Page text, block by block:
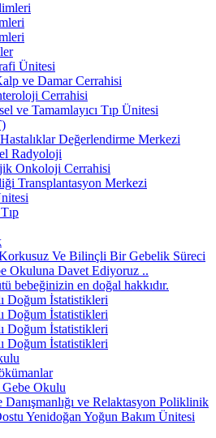
Ünitesi
ve Damar Cerrahisi
Cerrahisi
ve Tamamlayıcı Tıp Ünitesi
Değerlendirme Merkezi
Radyoloji
Onkoloji Cerrahisi
Transplantasyon Merkezi
Ve Bilinçli Bir Gebelik Süreci
Okuluna Davet Ediyoruz ..
bebeğinizin en doğal hakkıdır.
Doğum İstatistikleri
Doğum İstatistikleri
Doğum İstatistikleri
Doğum İstatistikleri
Okulu
Danışmanlığı ve Relaktasyon Poliklinik
Yenidoğan Yoğun Bakım Ünitesi